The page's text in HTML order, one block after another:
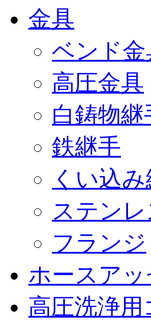
金具
ベンド金
高圧金具
白鋳物継
鉄継手
くい込
ステン
フランジ
ホースア
高圧洗浄用